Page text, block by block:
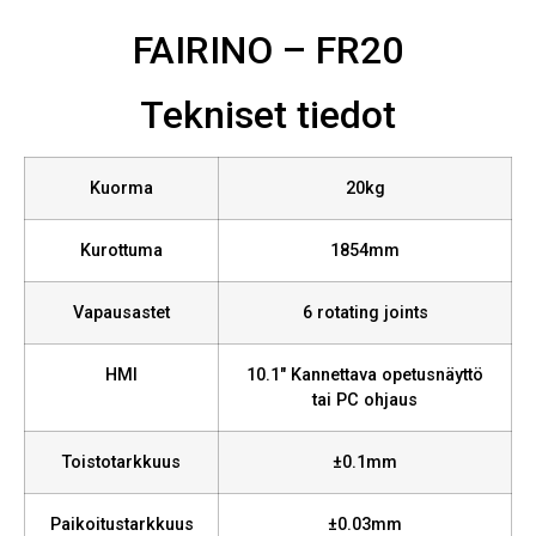
FAIRINO – FR20
Tekniset tiedot
Kuorma 20kg
Kurottuma 1854mm
Vapausastet 6 rotating joints
HMI
10.1″ Kannettava opetusnäyttö
tai PC ohjaus
Toistotarkkuus ±0.1mm
Paikoitustarkkuus
±0.03mm